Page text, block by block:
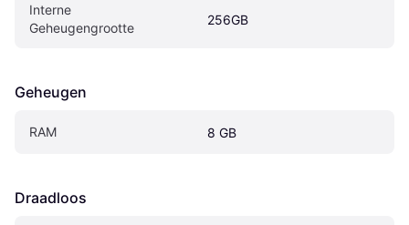
Interne
Geheugengrootte
256GB
Geheugen
RAM 8 GB
Draadloos